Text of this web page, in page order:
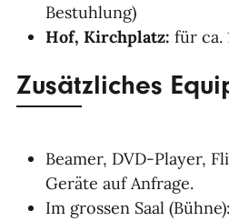
Bestuhlung)
Hof, Kirchplatz: für ca.
Zusätzliches
Beamer, DVD-Player,
Geräte auf Anfrage.
Im grossen Saal (Bühne):